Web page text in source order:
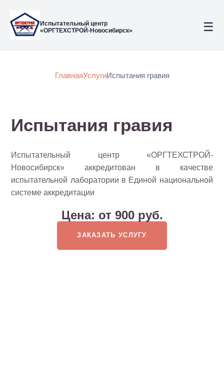
Испытательный центр
«ОРГТЕХСТРОЙ-Новосибирск»
☰
ГлавнаяУслугиИспытания гравия
Испытания гравия
Испытательный центр «ОРГТЕХСТРОЙ-
Новосибирск» аккредитован в качестве
испытательной лаборатории в Единой национальной
системе аккредитации
ЗАКАЗАТЬ УСЛУГУ
Цена: от 900 руб.